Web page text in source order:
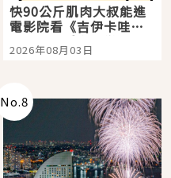
快90公斤肌肉大叔能進
電影院看《吉伊卡哇》
嗎？日本重金屬樂團
「打首」會長與nagano
2026年08月03日
No.8